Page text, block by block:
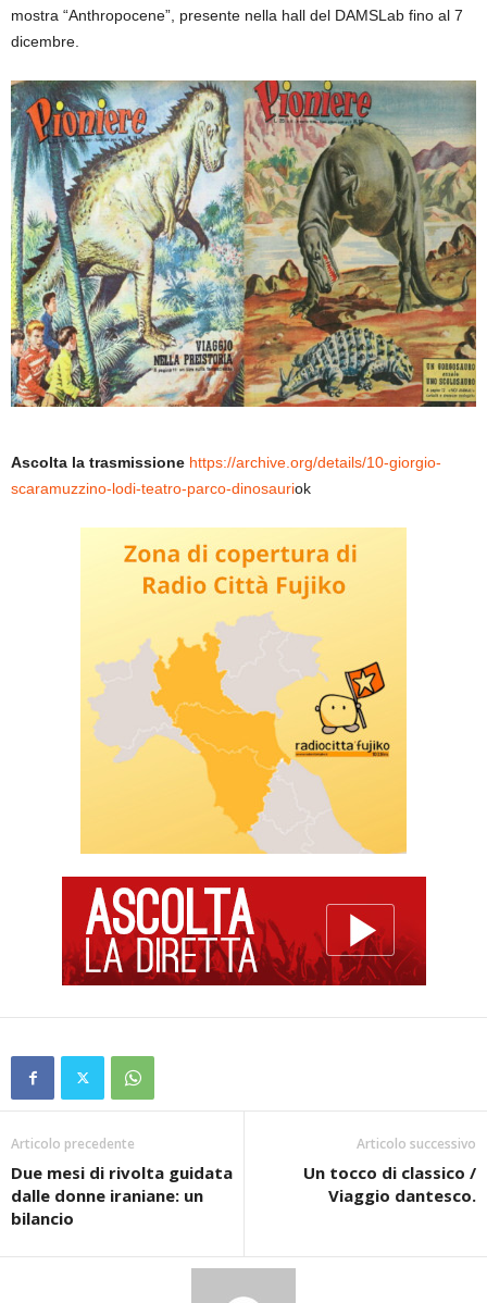
mostra “Anthropocene”, presente nella hall del DAMSLab fino al 7
dicembre.
Ascolta la trasmissione https://archive.org/details/10-giorgio-
scaramuzzino-lodi-teatro-parco-dinosauriok
Articolo precedente
Due mesi di rivolta guidata
dalle donne iraniane: un
bilancio
Articolo successivo
Un tocco di classico /
Viaggio dantesco.